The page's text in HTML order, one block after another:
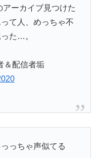
ーカイブ見つけた
て人、めっちゃ不
た…。
＆配信者垢
っちゃ声似てる